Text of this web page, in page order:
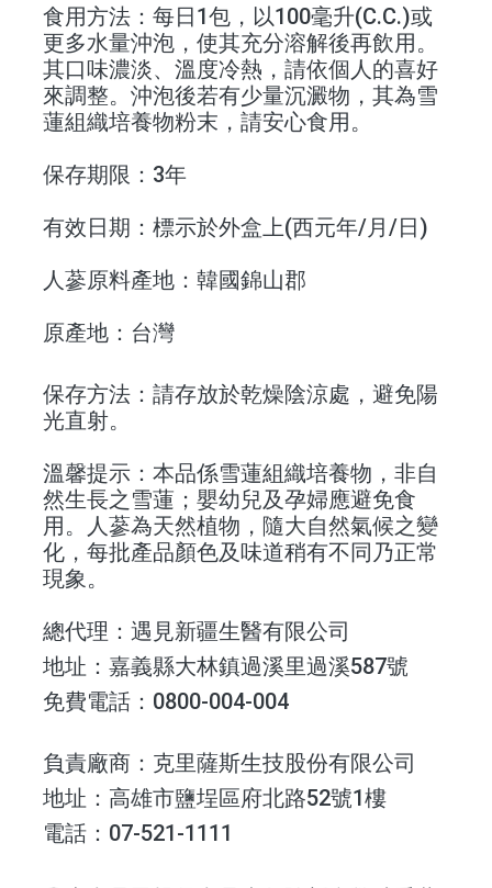
食用方法 ：每日1包，以100毫升(C.C.)或
更多水量沖泡，使其充分溶解後再飲用。
其口味濃淡、溫度冷熱，請依個人的喜好
來調整。沖泡後若有少量沉澱物，其為雪
蓮組織培養物粉末，請安心食用。
保存期限 ：3年
有效日期 ：標示於外盒上(西元年/月/日)
人蔘原料產地 ：韓國錦山郡
原產地 ：台灣
保存方法 ：請存放於乾燥陰涼處，避免陽
光直射。
溫馨提示 ：本品係雪蓮組織培養物，非自
然生長之雪蓮；嬰幼兒及孕婦應避免食
用。人蔘為天然植物，隨大自然氣候之變
化，每批產品顏色及味道稍有不同乃正常
現象。
總代理：遇見新疆生醫有限公司
地址：嘉義縣大林鎮過溪里過溪587號
免費電話：0800-004-004
負責廠商：克里薩斯生技股份有限公司
地址：高雄市鹽埕區府北路52號1樓
電話：07-521-1111